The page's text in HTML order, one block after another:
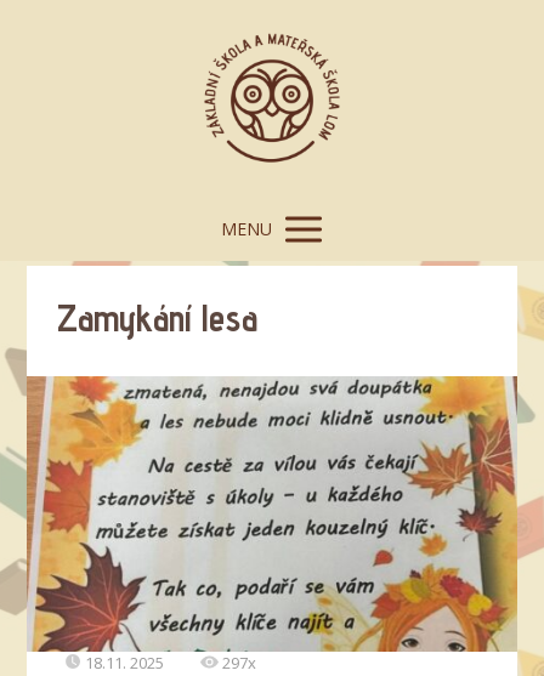
MENU
Zamykání lesa
18.11. 2025 297x